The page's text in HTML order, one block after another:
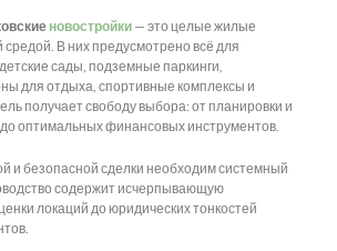
новостройки — это целые жилые
средой. В них предусмотрено всё для
сады, подземные паркинги,
для отдыха, спортивные комплексы и
получает свободу выбора: от планировки и
до оптимальных финансовых инструментов.
и безопасной сделки необходим системный
содержит исчерпывающую
локаций до юридических тонкостей